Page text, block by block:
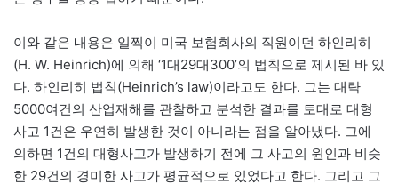
이와 같은 내용은 일찍이 미국 보험회사의 직원이던 하인리히
(H. W. Heinrich)에 의해 ‘1대29대300’의 법칙으로 제시된 바 있
다. 하인리히 법칙(Heinrich’s law)이라고도 한다. 그는 대략
5000여건의 산업재해를 관찰하고 분석한 결과를 토대로 대형
사고 1건은 우연히 발생한 것이 아니라는 점을 알아냈다. 그에
의하면 1건의 대형사고가 발생하기 전에 그 사고의 원인과 비슷
한 29건의 경미한 사고가 평균적으로 있었다고 한다. 그리고 그